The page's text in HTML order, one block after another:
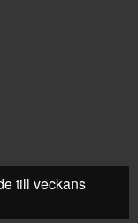
till veckans